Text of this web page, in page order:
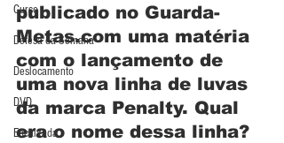
Curso
Defesa da Semana
Deslocamento
DVD
Encaixada
publicado no Guarda-
Metas.com uma matéria
com o lançamento de
uma nova linha de luvas
da marca Penalty. Qual
era o nome dessa linha?